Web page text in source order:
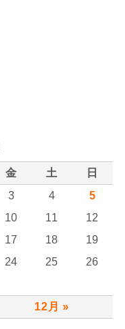
金 土 日
12月 »
3 4
5
10 11
12
17 18
19
24 25
26